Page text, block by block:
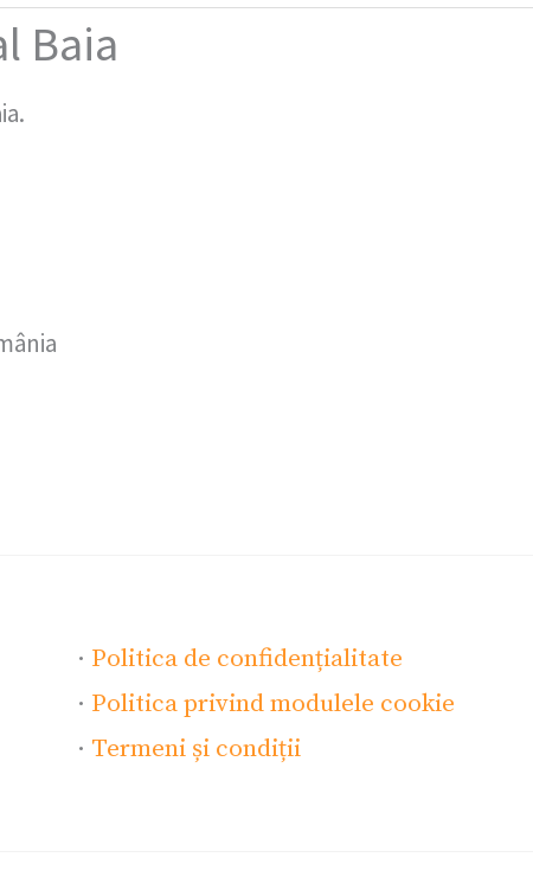
Baia
· Politica de confidențialitate
· Politica privind modulele cookie
· Termeni și condiții